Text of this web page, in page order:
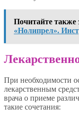
Почитайте также
«Нолипрел».
При необходимости
лекарственным
врача о приеме
такие сочетания: